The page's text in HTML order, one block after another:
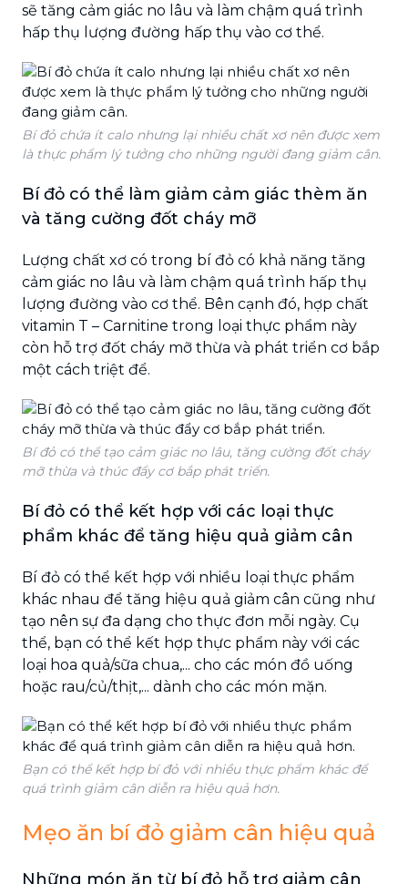
sẽ tăng cảm giác no lâu và làm chậm quá trình
hấp thụ lượng đường hấp thụ vào cơ thể.
Bí đỏ chứa ít calo nhưng lại nhiều chất xơ nên được xem
là thực phẩm lý tưởng cho những người đang giảm cân.
Bí đỏ có thể làm giảm cảm giác thèm ăn
và tăng cường đốt cháy mỡ
Lượng chất xơ có trong bí đỏ có khả năng tăng
cảm giác no lâu và làm chậm quá trình hấp thụ
lượng đường vào cơ thể. Bên cạnh đó, hợp chất
vitamin T – Carnitine trong loại thực phẩm này
còn hỗ trợ đốt cháy mỡ thừa và phát triển cơ bắp
một cách triệt để.
Bí đỏ có thể tạo cảm giác no lâu, tăng cường đốt cháy
mỡ thừa và thúc đẩy cơ bắp phát triển.
Bí đỏ có thể kết hợp với các loại thực
phẩm khác để tăng hiệu quả giảm cân
Bí đỏ có thể kết hợp với nhiều loại thực phẩm
khác nhau để tăng hiệu quả giảm cân cũng như
tạo nên sự đa dạng cho thực đơn mỗi ngày. Cụ
thể, bạn có thể kết hợp thực phẩm này với các
loại hoa quả/sữa chua,... cho các món đồ uống
hoặc rau/củ/thịt,... dành cho các món mặn.
Bạn có thể kết hợp bí đỏ với nhiều thực phẩm khác để
quá trình giảm cân diễn ra hiệu quả hơn.
Mẹo ăn bí đỏ giảm cân hiệu quả
Những món ăn từ bí đỏ hỗ trợ giảm cân